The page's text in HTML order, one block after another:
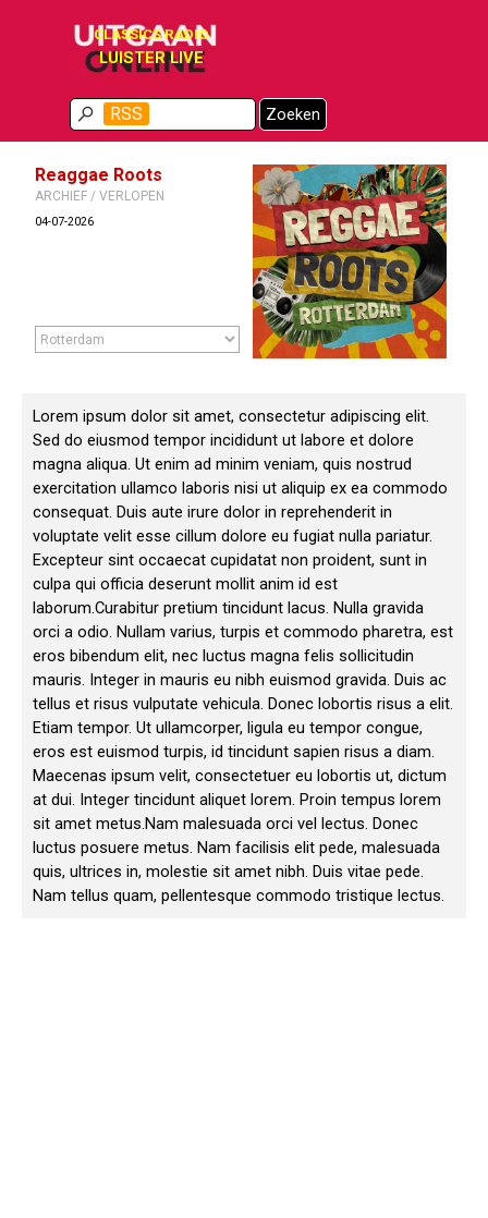
CLASSICS RADIO
LUISTER LIVE
Zoeken
RSS
Menu overslaan
Reaggae Roots
ARCHIEF / VERLOPEN
04-07-2026
Lorem ipsum dolor sit amet, consectetur adipiscing elit.
Sed do eiusmod tempor incididunt ut labore et dolore
magna aliqua. Ut enim ad minim veniam, quis nostrud
exercitation ullamco laboris nisi ut aliquip ex ea commodo
consequat. Duis aute irure dolor in reprehenderit in
voluptate velit esse cillum dolore eu fugiat nulla pariatur.
Excepteur sint occaecat cupidatat non proident, sunt in
culpa qui officia deserunt mollit anim id est
laborum.Curabitur pretium tincidunt lacus. Nulla gravida
orci a odio. Nullam varius, turpis et commodo pharetra, est
eros bibendum elit, nec luctus magna felis sollicitudin
mauris. Integer in mauris eu nibh euismod gravida. Duis ac
tellus et risus vulputate vehicula. Donec lobortis risus a elit.
Etiam tempor. Ut ullamcorper, ligula eu tempor congue,
eros est euismod turpis, id tincidunt sapien risus a diam.
Maecenas ipsum velit, consectetuer eu lobortis ut, dictum
at dui. Integer tincidunt aliquet lorem. Proin tempus lorem
sit amet metus.Nam malesuada orci vel lectus. Donec
luctus posuere metus. Nam facilisis elit pede, malesuada
quis, ultrices in, molestie sit amet nibh. Duis vitae pede.
Nam tellus quam, pellentesque commodo tristique lectus.